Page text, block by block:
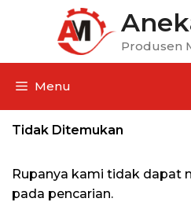
Produsen
Menu
Tidak Ditemukan
Rupanya kami tidak dapat
pada pencarian.